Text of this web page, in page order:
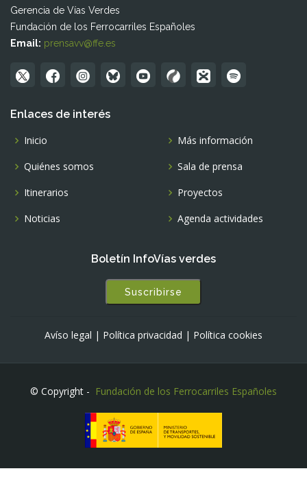
Gerencia de Vías Verdes
Fundación de los Ferrocarriles Españoles
Email: prensavv@ffe.es
Enlaces de interés
Inicio
Quiénes somos
Itinerarios
Noticias
Más información
Sala de prensa
Proyectos
Agenda actividades
Boletín InfoVías verdes
Suscribirse
Avíso legal | Política privacidad | Política cookies
© Copyright - Fundación de los Ferrocarriles Españoles